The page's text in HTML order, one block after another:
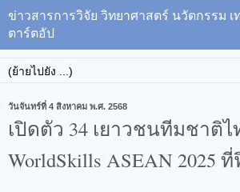
ข่าวสารการวิจัย วิทยาศาสตร์ นวัตกรรม
ตาร์ตอัป
วันจันทร์ที่ 4 สิงหาคม พ.ศ. 2568
เปิดตัว 34 เยาวชนทีมชาติ
WorldSkills ASEAN 2025